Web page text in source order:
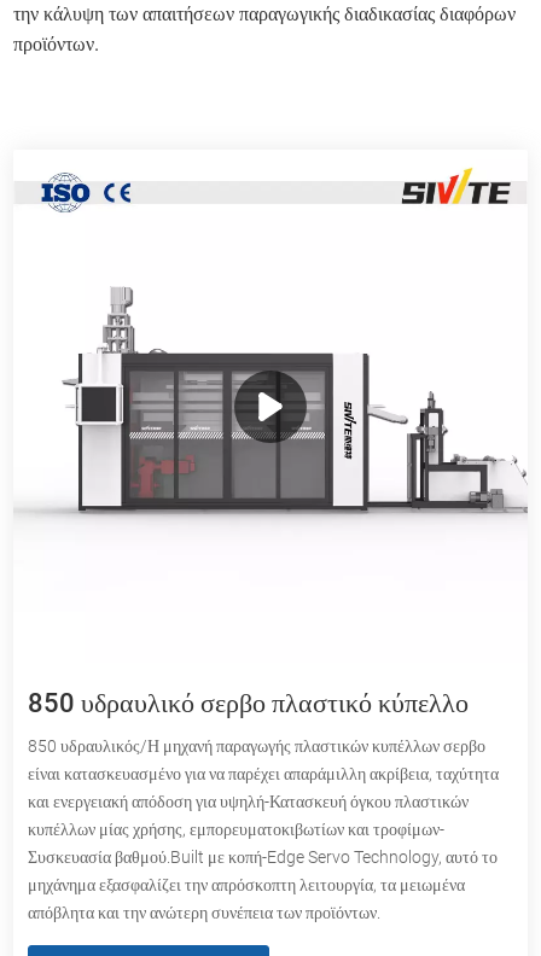
την κάλυψη των απαιτήσεων παραγωγικής διαδικασίας διαφόρων
προϊόντων.
850 υδραυλικό σερβο πλαστικό κύπελλο
850 υδραυλικός/Η μηχανή παραγωγής πλαστικών κυπέλλων σερβο
είναι κατασκευασμένο για να παρέχει απαράμιλλη ακρίβεια, ταχύτητα
και ενεργειακή απόδοση για υψηλή-Κατασκευή όγκου πλαστικών
κυπέλλων μίας χρήσης, εμπορευματοκιβωτίων και τροφίμων-
Συσκευασία βαθμού.Built με κοπή-Edge Servo Technology, αυτό το
μηχάνημα εξασφαλίζει την απρόσκοπτη λειτουργία, τα μειωμένα
απόβλητα και την ανώτερη συνέπεια των προϊόντων.